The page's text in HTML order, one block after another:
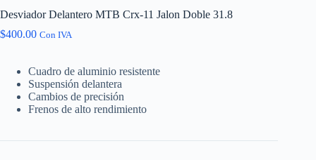
Desviador Delantero MTB Crx-11 Jalon Doble 31.8
$400.00 Con IVA
Cuadro de aluminio resistente
Suspensión delantera
Cambios de precisión
Frenos de alto rendimiento